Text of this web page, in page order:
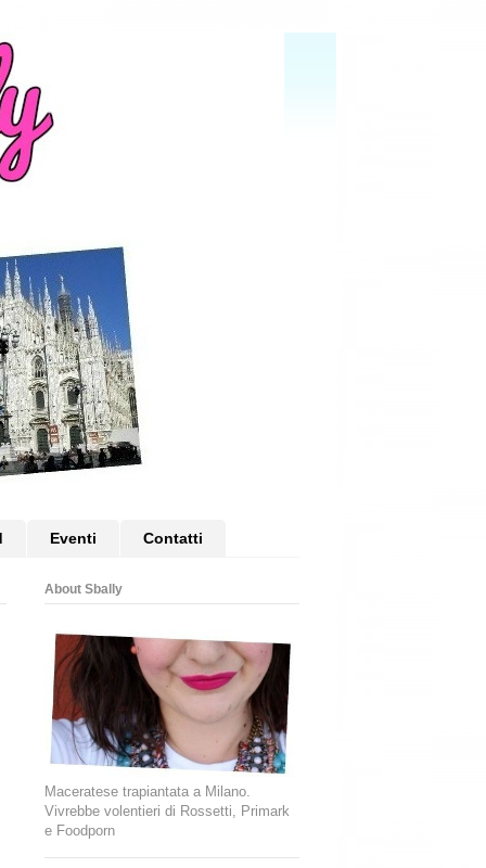
Eventi Contatti
About Sbally
Maceratese trapiantata a Milano.
Vivrebbe volentieri di Rossetti, Primark
e Foodporn